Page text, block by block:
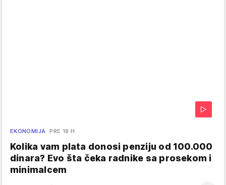
EKONOMIJA PRE 18 H
Kolika vam plata donosi penziju od 100.000
dinara? Evo šta čeka radnike sa prosekom i
minimalcem